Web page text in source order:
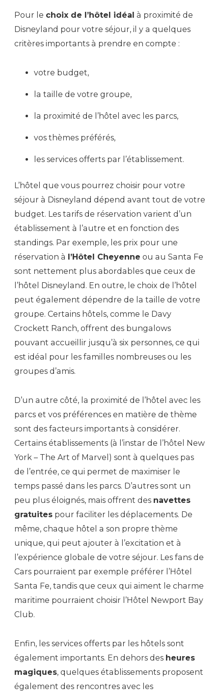
Pour le choix de l’hôtel idéal à proximité de
Disneyland pour votre séjour, il y a quelques
critères importants à prendre en compte :
votre budget,
la taille de votre groupe,
la proximité de l’hôtel avec les parcs,
vos thèmes préférés,
les services offerts par l’établissement.
L’hôtel que vous pourrez choisir pour votre
séjour à Disneyland dépend avant tout de votre
budget. Les tarifs de réservation varient d’un
établissement à l’autre et en fonction des
standings. Par exemple, les prix pour une
réservation à l’Hôtel Cheyenne ou au Santa Fe
sont nettement plus abordables que ceux de
l’hôtel Disneyland. En outre, le choix de l’hôtel
peut également dépendre de la taille de votre
groupe. Certains hôtels, comme le Davy
Crockett Ranch, offrent des bungalows
pouvant accueillir jusqu’à six personnes, ce qui
est idéal pour les familles nombreuses ou les
groupes d’amis.
D’un autre côté, la proximité de l’hôtel avec les
parcs et vos préférences en matière de thème
sont des facteurs importants à considérer.
Certains établissements (à l’instar de l’hôtel New
York – The Art of Marvel) sont à quelques pas
de l’entrée, ce qui permet de maximiser le
temps passé dans les parcs. D’autres sont un
peu plus éloignés, mais offrent des navettes
gratuites pour faciliter les déplacements. De
même, chaque hôtel a son propre thème
unique, qui peut ajouter à l’excitation et à
l’expérience globale de votre séjour. Les fans de
Cars pourraient par exemple préférer l’Hôtel
Santa Fe, tandis que ceux qui aiment le charme
maritime pourraient choisir l’Hôtel Newport Bay
Club.
Enfin, les services offerts par les hôtels sont
également importants. En dehors des heures
magiques, quelques établissements proposent
également des rencontres avec les